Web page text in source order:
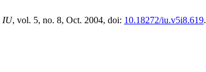
IU, vol. 5, no. 8, Oct. 2004, doi: 10.18272/iu.v5i8.619.